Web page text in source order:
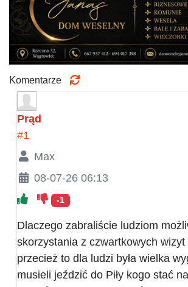
Komentarze
Prąd
#1
Max
08-07-26 06:13
-1
Dlaczego zabraliście ludziom
skorzystania z czwartkowych wizyt
przecież to dla ludzi była wielka
musieli jeździć do Piły kogo stać